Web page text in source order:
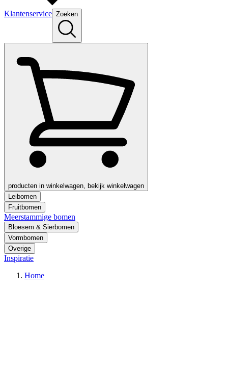
Klantenservice Zoeken
producten in winkelwagen, bekijk winkelwagen
Leibomen
Fruitbomen
Meerstammige bomen
Bloesem & Sierbomen
Vormbomen
Overige
Inspiratie
Home